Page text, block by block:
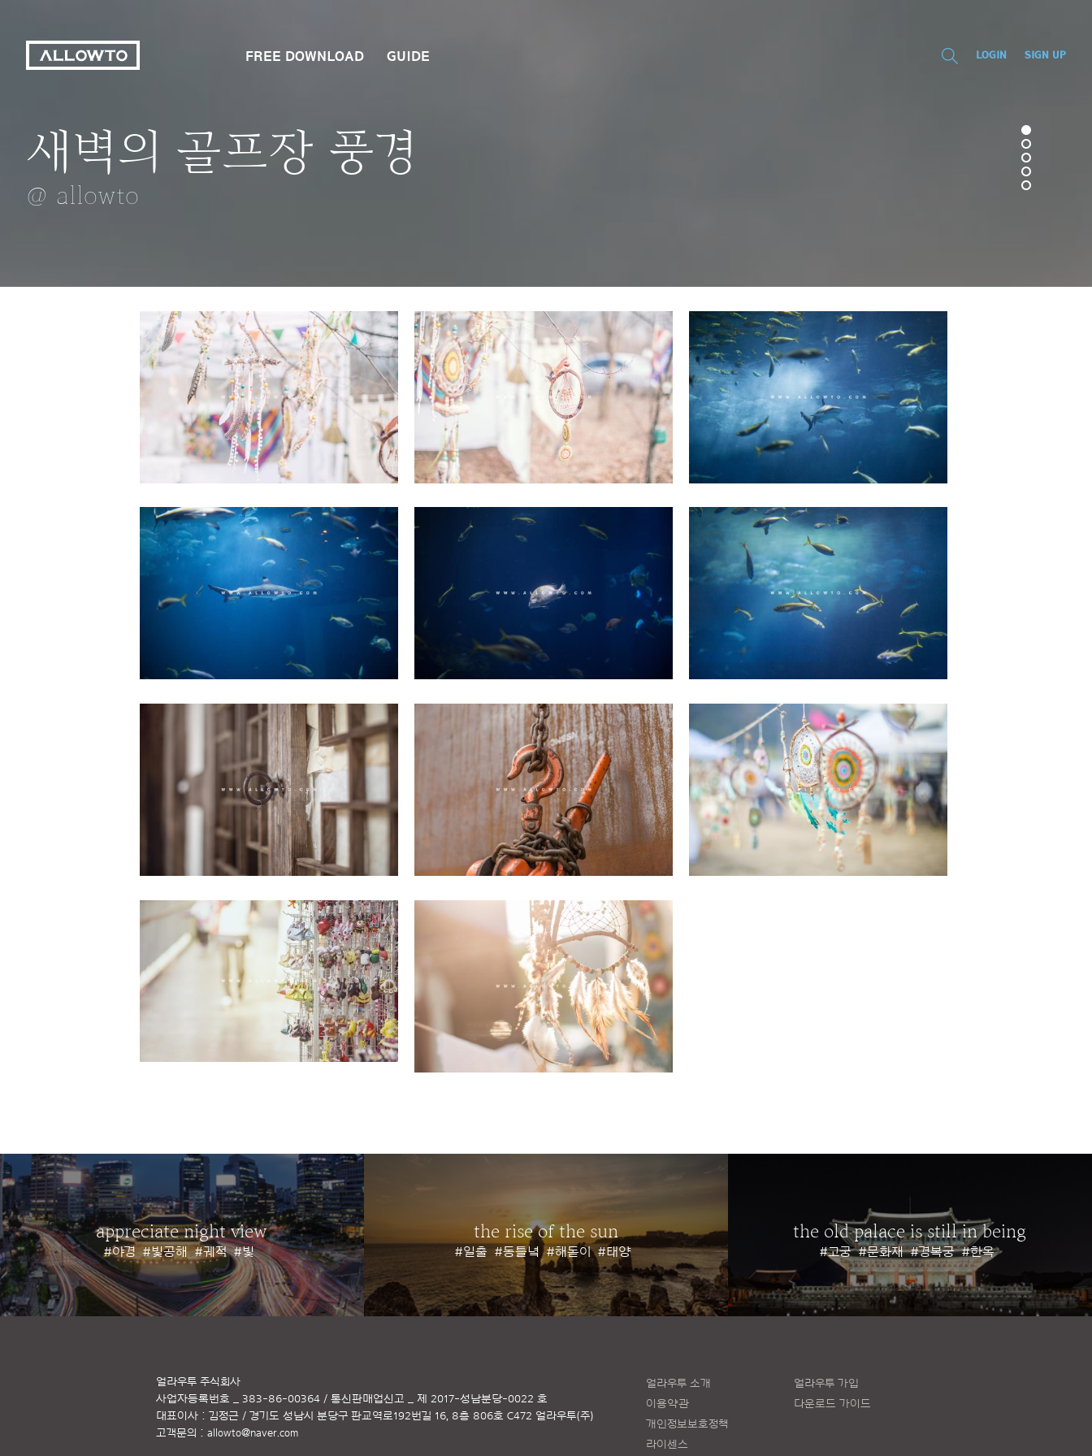
FREE DOWNLOAD GUIDE LOGIN SIGN UP
새벽의 골프장 풍경
@ allowto
바람의 언덕
@ allowto
추억팔이
@ allowto
데이트
@ allowto
선물하기 좋은 사탕꽃다발
@ allowto
appreciate night view
#야경 #빛공해 #궤적 #빛
the rise of the sun
#일출 #동틀녘 #해돋이 #태양
the old palace is still in being
#고궁 #문화재 #경복궁 #한옥
얼라우투 소개
이용약관
개인정보보호정책
라이센스
얼라우투 가입
다운로드 가이드
얼라우투 주식회사
사업자등록번호 _ 383-86-00364 / 통신판매업신고 _ 제 2017-성남분당-0022 호
대표이사 : 김정근 / 경기도 성남시 분당구 판교역로192번길 16, 8층 806호 C472 얼라우투(주)
고객문의 : allowto@naver.com